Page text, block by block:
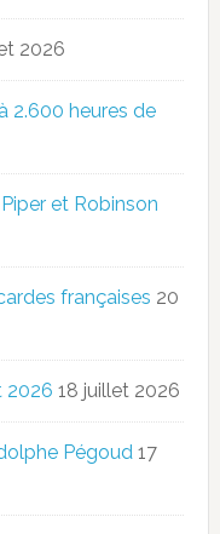
2026
2.600 heures de
et Robinson
françaises 20
2026 18 juillet 2026
Pégoud 17